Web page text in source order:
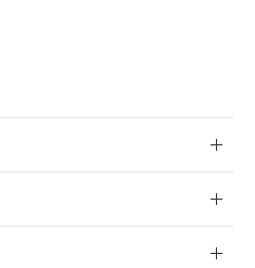
在することから備考
おりました。
の在庫切替を完了
り割愛しておりま